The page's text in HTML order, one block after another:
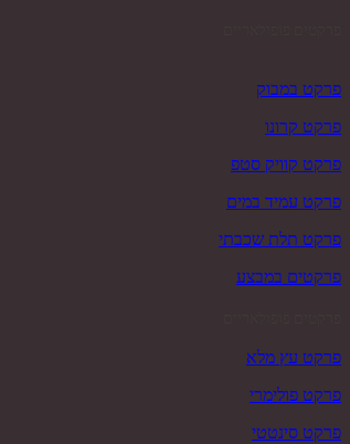
פרקט במבוק
פרקט קרונו
פרקט קוויק סטפ
פרקט עמיד במים
פרקט תלת שכבתי
פרקטים במבצע
פרקט עץ מלא
פרקט פולימרי
פרקט סינטטי